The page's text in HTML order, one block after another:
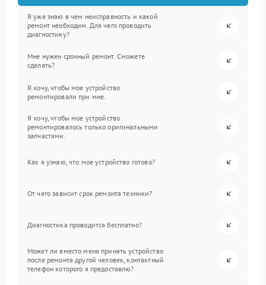
Я уже знаю в чем неисправность и какой
ремонт необходим. Для чего проводить
диагностику?
Мне нужен срочный ремонт. Сможете
сделать?
Я хочу, чтобы мое устройство
ремонтировали при мне.
Я хочу, чтобы мое устройство
ремонтировалось только оригинальными
запчастями.
Как я узнаю, что мое устройство готово?
От чего зависит срок ремонта техники?
Диагностика проводится бесплатно?
Может ли вместо меня принять устройство
после ремонта другой человек, контактный
телефон которого я предоставлю?